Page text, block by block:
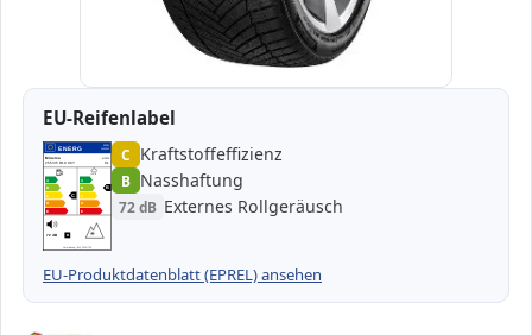
EU-Reifenlabel
ENERG 1000000
Minerva MF324
255/35 R19 96Y C1
A
B
C
C
D
E
A
B
B
C
D
E
72 dB B
Verordnung (EU) 2020/740
C Kraftstoffeffizienz
B Nasshaftung
72 dB Externes Rollgeräusch
EU-Produktdatenblatt (EPREL) ansehen